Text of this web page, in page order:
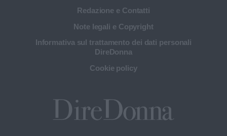
Redazione e Contatti
Note legali e Copyright
Informativa sul trattamento dei dati personali
DireDonna
Cookie policy